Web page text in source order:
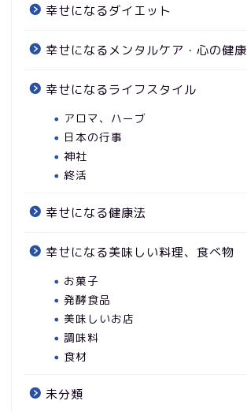
幸せになるダイエット
幸せになるメンタルケア・心の健康
幸せになるライフスタイル
アロマ、ハーブ
日本の行事
神社
終活
幸せになる健康法
幸せになる美味しい料理、食べ物
お菓子
発酵食品
美味しいお店
調味料
食材
未分類